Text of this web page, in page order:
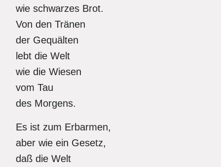
wie schwarzes Brot.
Von den Tränen
der Gequälten
lebt die Welt
wie die Wiesen
vom Tau
des Morgens.
Es ist zum Erbarmen,
aber wie ein Gesetz,
daß die Welt